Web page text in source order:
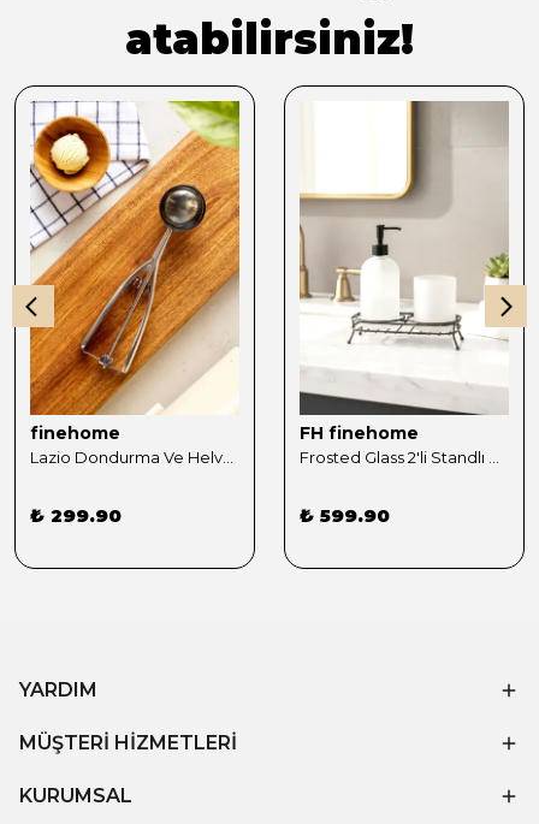
atabilirsiniz!
finehome
₺ 299.90
FH finehome
₺ 599.90
YARDIM
MÜŞTERİ HİZMETLERİ
KURUMSAL